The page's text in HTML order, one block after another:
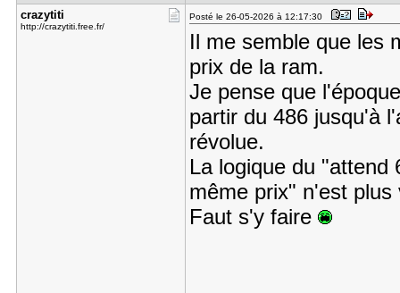
crazytiti
http://crazytiti.free.fr/
Posté le 26-05-2026 à 12:17:30
Il me semble que les
prix de la ram.
Je pense que
partir du 486 jusqu'à
révolue.
La logique du "attend
même prix" n'est plus
Faut s'y faire